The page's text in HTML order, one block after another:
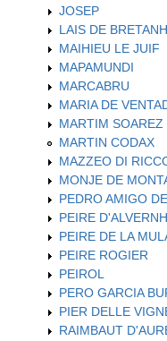
JOSEP
LAIS DE
MAIHIEU LE JUIF
MAPAMUNDI
MARCABRU
MARIA DE
MARTIM SOAREZ
MARTIN CODAX
MAZZEO DI
MONJE DE
PEDRO AMIGO
PEIRE
PEIRE DE LA
PEIRE ROGIER
PEIROL
PERO GARCIA
PIER DELLE
RAIMBAUT